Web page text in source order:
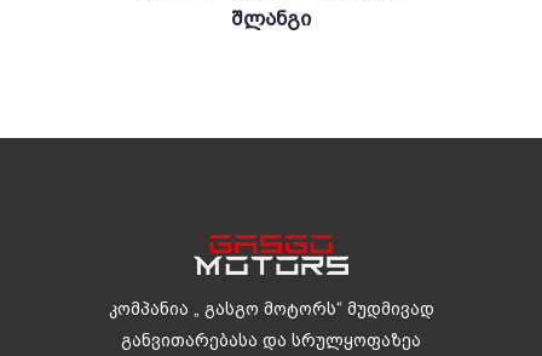
Შლანგი
კომპანია „ გასგო მოტორს“ მუდმივად
განვითარებასა და სრულყოფაზეა